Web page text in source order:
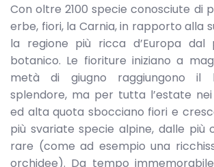
Con oltre 2100 specie conosciute di
erbe, fiori, la Carnia, in rapporto alla
la regione più ricca d’Europa dal
botanico. Le fioriture iniziano a
metà di giugno raggiungono il
splendore, ma per tutta l’estate
ed alta quota sbocciano fiori e
più svariate specie alpine, dalle più
rare (come ad esempio una
orchidee). Da tempo